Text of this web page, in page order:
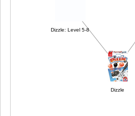
Dizzle
Dizzle: Level 5-8